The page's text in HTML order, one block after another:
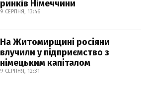
ринків Німеччини
9 СЕРПНЯ, 13:46
На Житомирщині росіяни
влучили у підприємство з
німецьким капіталом
9 СЕРПНЯ, 12:31